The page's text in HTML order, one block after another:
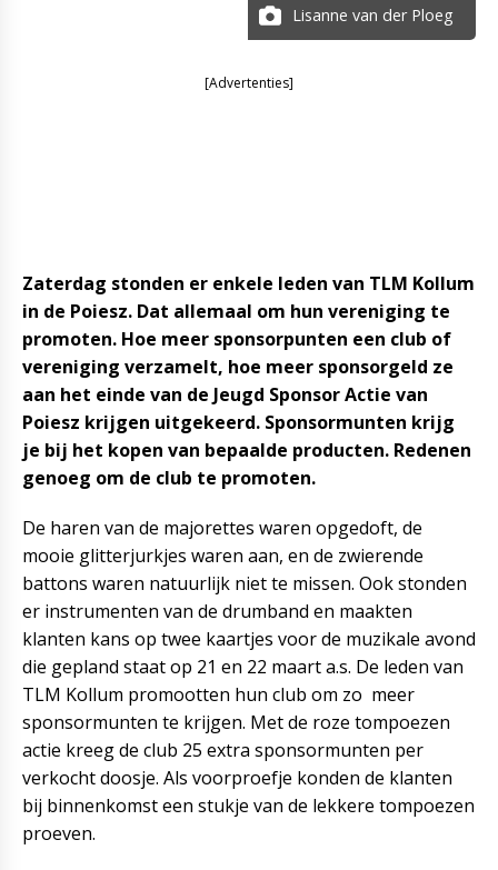
Lisanne van der Ploeg
[Advertenties]
Zaterdag stonden er enkele leden van TLM Kollum
in de Poiesz. Dat allemaal om hun vereniging te
promoten. Hoe meer sponsorpunten een club of
vereniging verzamelt, hoe meer sponsorgeld ze
aan het einde van de Jeugd Sponsor Actie van
Poiesz krijgen uitgekeerd. Sponsormunten krijg
je bij het kopen van bepaalde producten. Redenen
genoeg om de club te promoten.
De haren van de majorettes waren opgedoft, de
mooie glitterjurkjes waren aan, en de zwierende
battons waren natuurlijk niet te missen. Ook stonden
er instrumenten van de drumband en maakten
klanten kans op twee kaartjes voor de muzikale avond
die gepland staat op 21 en 22 maart a.s. De leden van
TLM Kollum promootten hun club om zo meer
sponsormunten te krijgen. Met de roze tompoezen
actie kreeg de club 25 extra sponsormunten per
verkocht doosje. Als voorproefje konden de klanten
bij binnenkomst een stukje van de lekkere tompoezen
proeven.